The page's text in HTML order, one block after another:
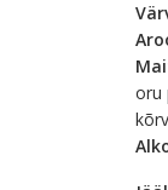
oru